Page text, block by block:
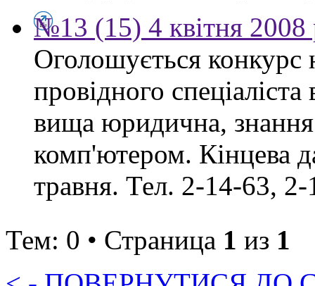
№13 (15) 4 квітня 2008
Оголошується конкурс
провідного
вища юридична,
комп'ютером. Кінцева
травня. Тел. 2-14-63,
Тем: 0 • Страница 1 из 1